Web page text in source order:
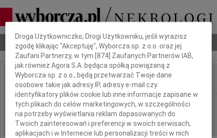
Nekrologi Odeszli Poradnik pogrzebowy
IMIĘ I NAZWISKO:
REGION: Rzeszów
DATA EMISJI: 05.02.2014
Dbamy o Twoją prywatność
Droga Użytkowniczko, Drogi Użytkowniku, jeśli wyrazisz
zgodę klikając "Akceptuję", Wyborcza sp. z o.o. oraz jej
Zaufani Partnerzy, w tym [874 ] Zaufanych Partnerów IAB,
jak również Agora S.A. będąca spółką powiązaną z
Wyborcza sp. z o.o., będą przetwarzać Twoje dane
osobowe takie jak adresy IP, adresy e-mail czy
identyfikatory plików cookie lub inne informacje zapisane w
tych plikach do celów marketingowych, w szczególności
na potrzeby wyświetlania reklam dopasowanych do
Twoich zainteresowań i preferencji w swoich serwisach,
aplikacjach i w Internecie lub personalizacji treści w nich